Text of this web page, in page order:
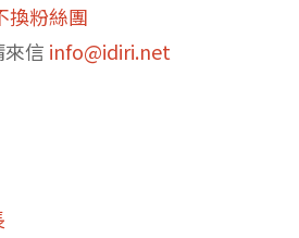
粉絲團
信 info@idiri.net